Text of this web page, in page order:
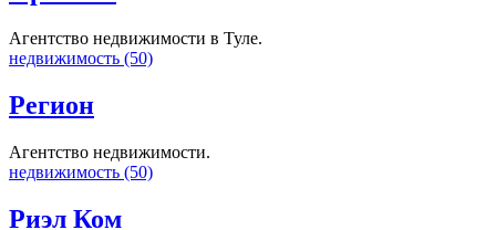
Агентство недвижимости в Туле.
недвижимость (50)
Регион
Агентство недвижимости.
недвижимость (50)
Риэл Ком